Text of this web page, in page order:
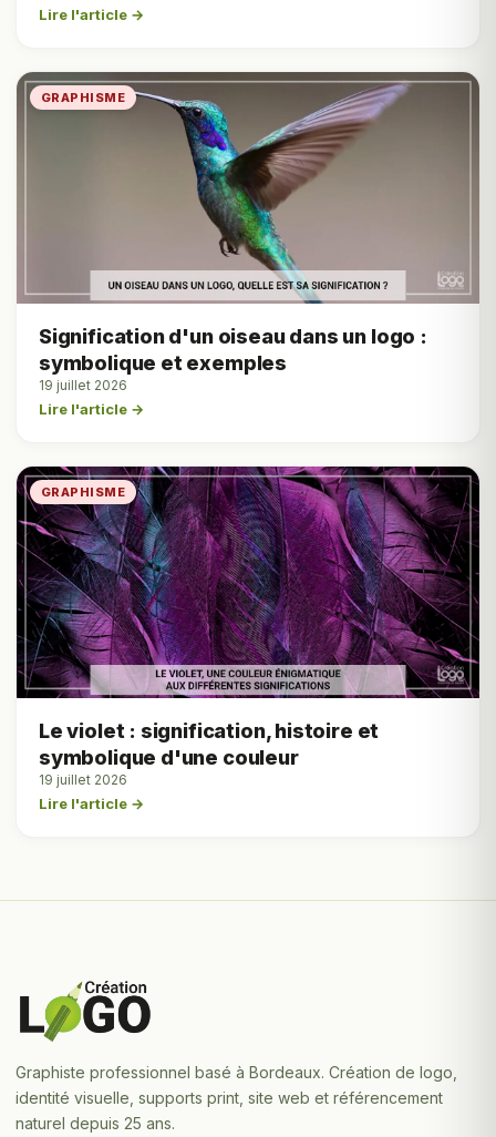
Lire l'article →
GRAPHISME
Signification d'un oiseau dans un logo :
symbolique et exemples
19 juillet 2026
Lire l'article →
GRAPHISME
Le violet : signification, histoire et
symbolique d'une couleur
19 juillet 2026
Lire l'article →
Graphiste professionnel basé à Bordeaux. Création de logo,
identité visuelle, supports print, site web et référencement
naturel depuis 25 ans.